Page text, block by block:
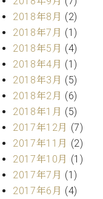
調
律
師
紹
調
律
料
金
表
お
い
合
わ
2018年8月 (2)
2018年7月 (1)
2018年5月 (4)
2018年4月 (1)
2018年3月 (5)
2018年2月 (6)
2018年1月 (5)
2017年12月 (7)
2017年11月 (2)
2017年10月 (1)
2017年7月 (1)
2017年6月 (4)